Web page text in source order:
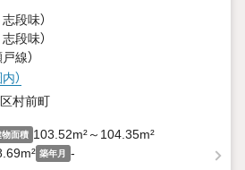
段味）
段味）
線）
）
村前町
物面積 103.52m²～104.35m²
築年月 -